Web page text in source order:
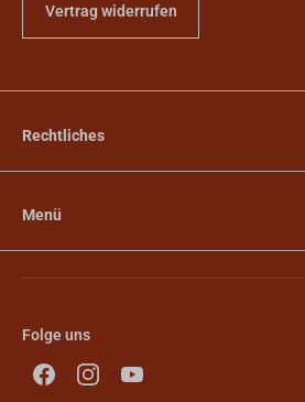
Vertrag widerrufen
Rechtliches
Menü
Folge uns